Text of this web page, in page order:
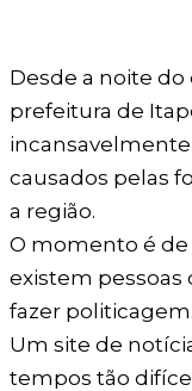
Desde a noite do
prefeitura de
causados pelas
a região.
O momento é de
existem pessoas
fazer politicagem.
Um site de
tempos tão